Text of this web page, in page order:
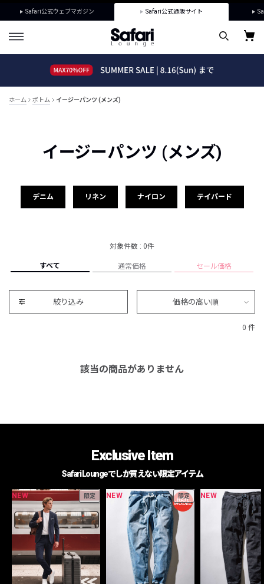
Safari公式ウェブマガジン Safari公式通販サイト
ホーム ボトム イージーパンツ (メンズ)
イージーパンツ (メンズ)
デニム リネン ナイロン テイパード
対象件数 : 0件
すべて 通常価格 セール価格
絞り込み 価格の高い順
0 件
該当の商品がありません
Exclusive Item
Safari Loungeでしか買えない限定アイテム
NEW 限定 NEW 限定 NEW